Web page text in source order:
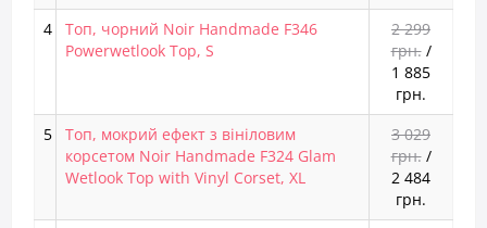
4
Топ, чорний Noir Handmade F346
Powerwetlook Top, S
2 299
грн./
1 885
грн.
5
Топ, мокрий ефект з вініловим
корсетом Noir Handmade F324 Glam
Wetlook Top with Vinyl Corset, XL
3 029
грн./
2 484
грн.